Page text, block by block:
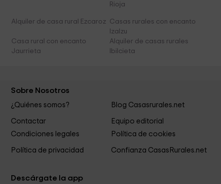
Rioja
Alquiler de casa rural Ezcaroz Casas rurales con encanto
Izalzu
Casa rural con encanto
Jaurrieta
Alquiler de casas rurales
Ibilcieta
Sobre Nosotros
¿Quiénes somos? Blog Casasrurales.net
Contactar
Equipo editorial
Condiciones legales
Política de cookies
Política de privacidad Confianza CasasRurales.net
Descárgate la app